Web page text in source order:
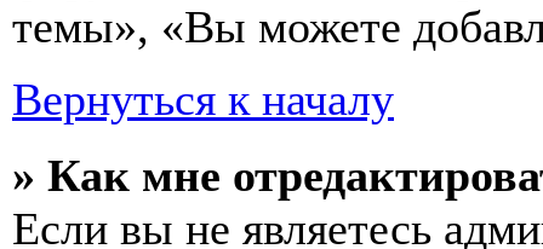
темы», «Вы можете
Вернуться к началу
» Как мне
Если вы не являетесь